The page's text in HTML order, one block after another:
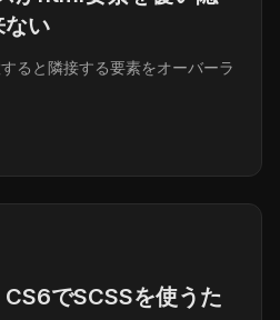
ない
ると隣接する要素をオーバーラ
CS6でSCSSを使うた